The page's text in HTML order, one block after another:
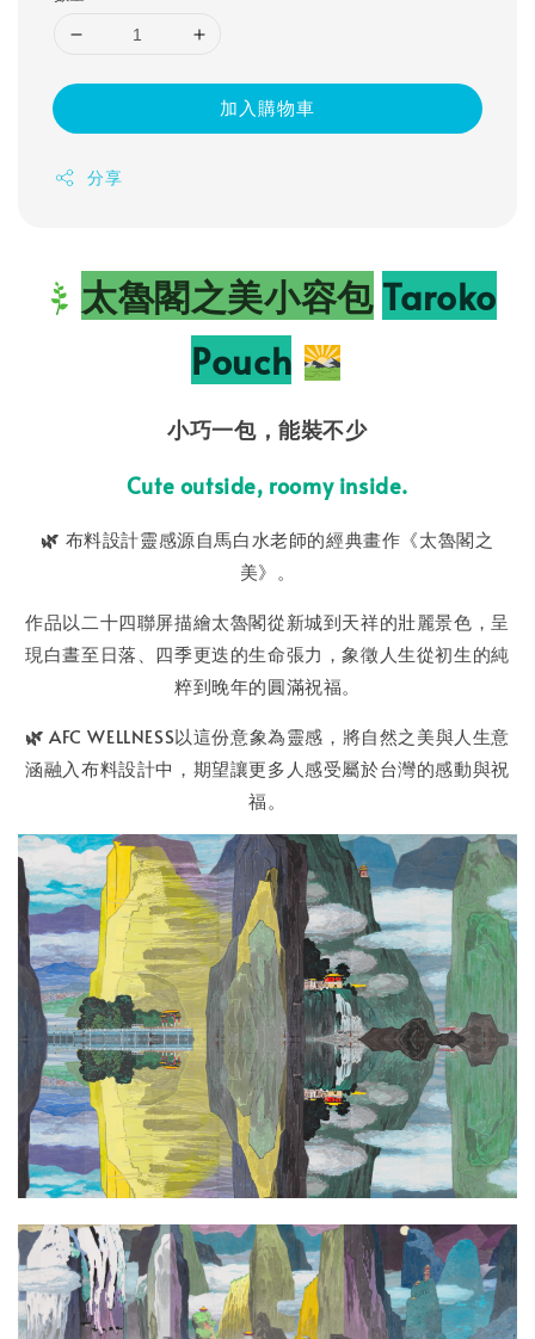
加入購物車
分享
太魯閣之美小容包 Taroko
Pouch
小巧一包，能裝不少
Cute outside, roomy inside.
🌿 布料設計靈感源自馬白水老師的經典畫作《太魯閣之
美》。
作品以二十四聯屏描繪太魯閣從新城到天祥的壯麗景色，呈
現白晝至日落、四季更迭的生命張力，象徵人生從初生的純
粹到晚年的圓滿祝福。
🌿AFC WELLNESS以這份意象為靈感，將自然之美與人生意
涵融入布料設計中，期望讓更多人感受屬於台灣的感動與祝
福。